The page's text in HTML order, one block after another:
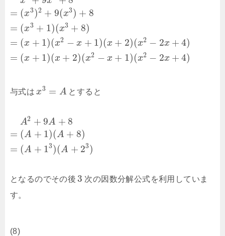
= (x3)2 + 9(x3) + 8
= (x3 + 1)(x3 + 8)
= (x + 1)(x2 − x + 1)(x + 2)(x2 − 2x + 4)
= (x + 1)(x + 2)(x2 − x + 1)(x2 − 2x + 4)
与式は x3 = A とすると
A2 + 9A + 8
= (A + 1)(A + 8)
= (A + 13)(A + 23)
となるのでその後 3 次の因数分解公式を利用していま
す。
(8)